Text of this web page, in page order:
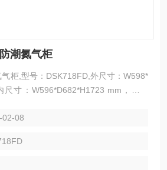
潮氮气柜
柜,型号：DSK718FD,外尺寸：W598*
尺寸：W596*D682*H1723 mm，隔板
02-08